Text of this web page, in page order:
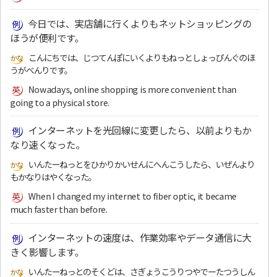
今日では、実店舗に行くよりもネットショッピングの
ほうが便利です。
こんにちでは、じつてんぽにいくよりもねっとしょっぴんぐのほ
うがべんりです。
Nowadays, online shopping is more convenient than
going to a physical store.
インターネットを光回線に変更したら、以前よりもか
なり速くなった。
いんたーねっとをひかりかいせんにへんこうしたら、いぜんより
もかなりはやくなった。
When I changed my internet to fiber optic, it became
much faster than before.
インターネットの速度は、作業効率やデータ通信に大
きく影響します。
いんたーねっとのそくどは、さぎょうこうりつやでーたつうしん